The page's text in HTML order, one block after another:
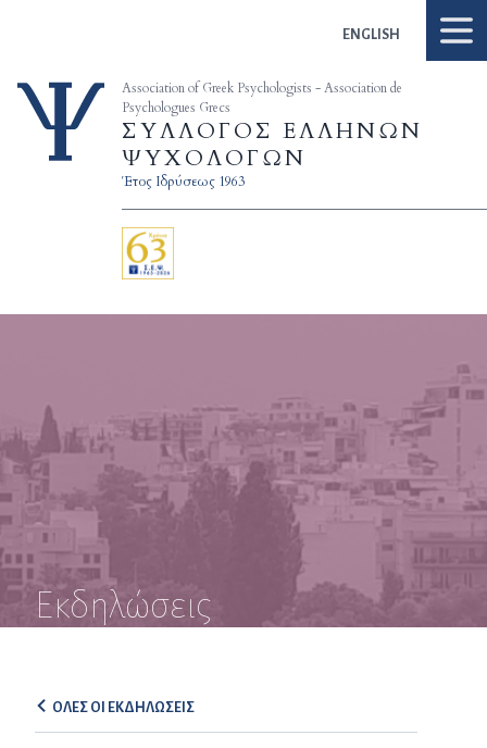
ENGLISH
Association of Greek Psychologists - Association de
Psychologues Grecs
ΣΥΛΛΟΓΟΣ ΕΛΛΗΝΩΝ
ΨΥΧΟΛΟΓΩΝ
Έτος Ιδρύσεως 1963
Εκδηλώσεις
ΟΛΕΣ ΟΙ ΕΚΔΗΛΩΣΕΙΣ